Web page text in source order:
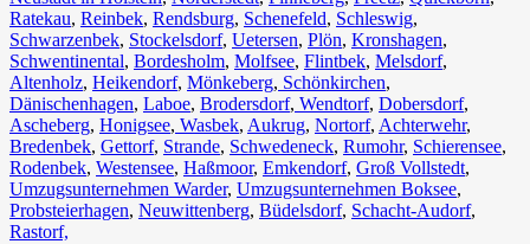
Ratekau, Reinbek, Rendsburg, Schenefeld, Schleswig,
Schwarzenbek, Stockelsdorf, Uetersen, Plön, Kronshagen,
Schwentinental, Bordesholm, Molfsee, Flintbek, Melsdorf,
Altenholz, Heikendorf, Mönkeberg, Schönkirchen,
Dänischenhagen, Laboe, Brodersdorf, Wendtorf, Dobersdorf,
Ascheberg, Honigsee, Wasbek, Aukrug, Nortorf, Achterwehr,
Bredenbek, Gettorf, Strande, Schwedeneck, Rumohr, Schierensee,
Rodenbek, Westensee, Haßmoor, Emkendorf, Groß Vollstedt,
Umzugsunternehmen Warder, Umzugsunternehmen Boksee,
Probsteierhagen, Neuwittenberg, Büdelsdorf, Schacht-Audorf,
Rastorf,